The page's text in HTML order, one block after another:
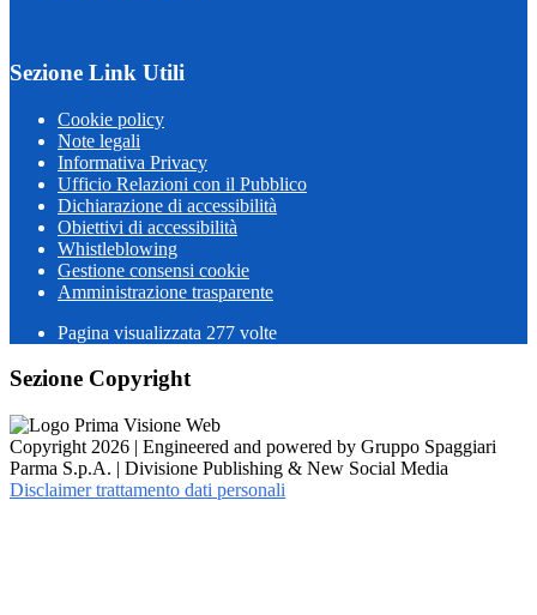
Sezione Link Utili
Cookie policy
Note legali
Informativa Privacy
Ufficio Relazioni con il Pubblico
Dichiarazione di accessibilità
Obiettivi di accessibilità
Whistleblowing
Gestione consensi cookie
Amministrazione trasparente
Pagina visualizzata 277 volte
Sezione Copyright
Copyright 2026 | Engineered and powered by Gruppo Spaggiari
Parma S.p.A. | Divisione Publishing & New Social Media
Disclaimer trattamento dati personali